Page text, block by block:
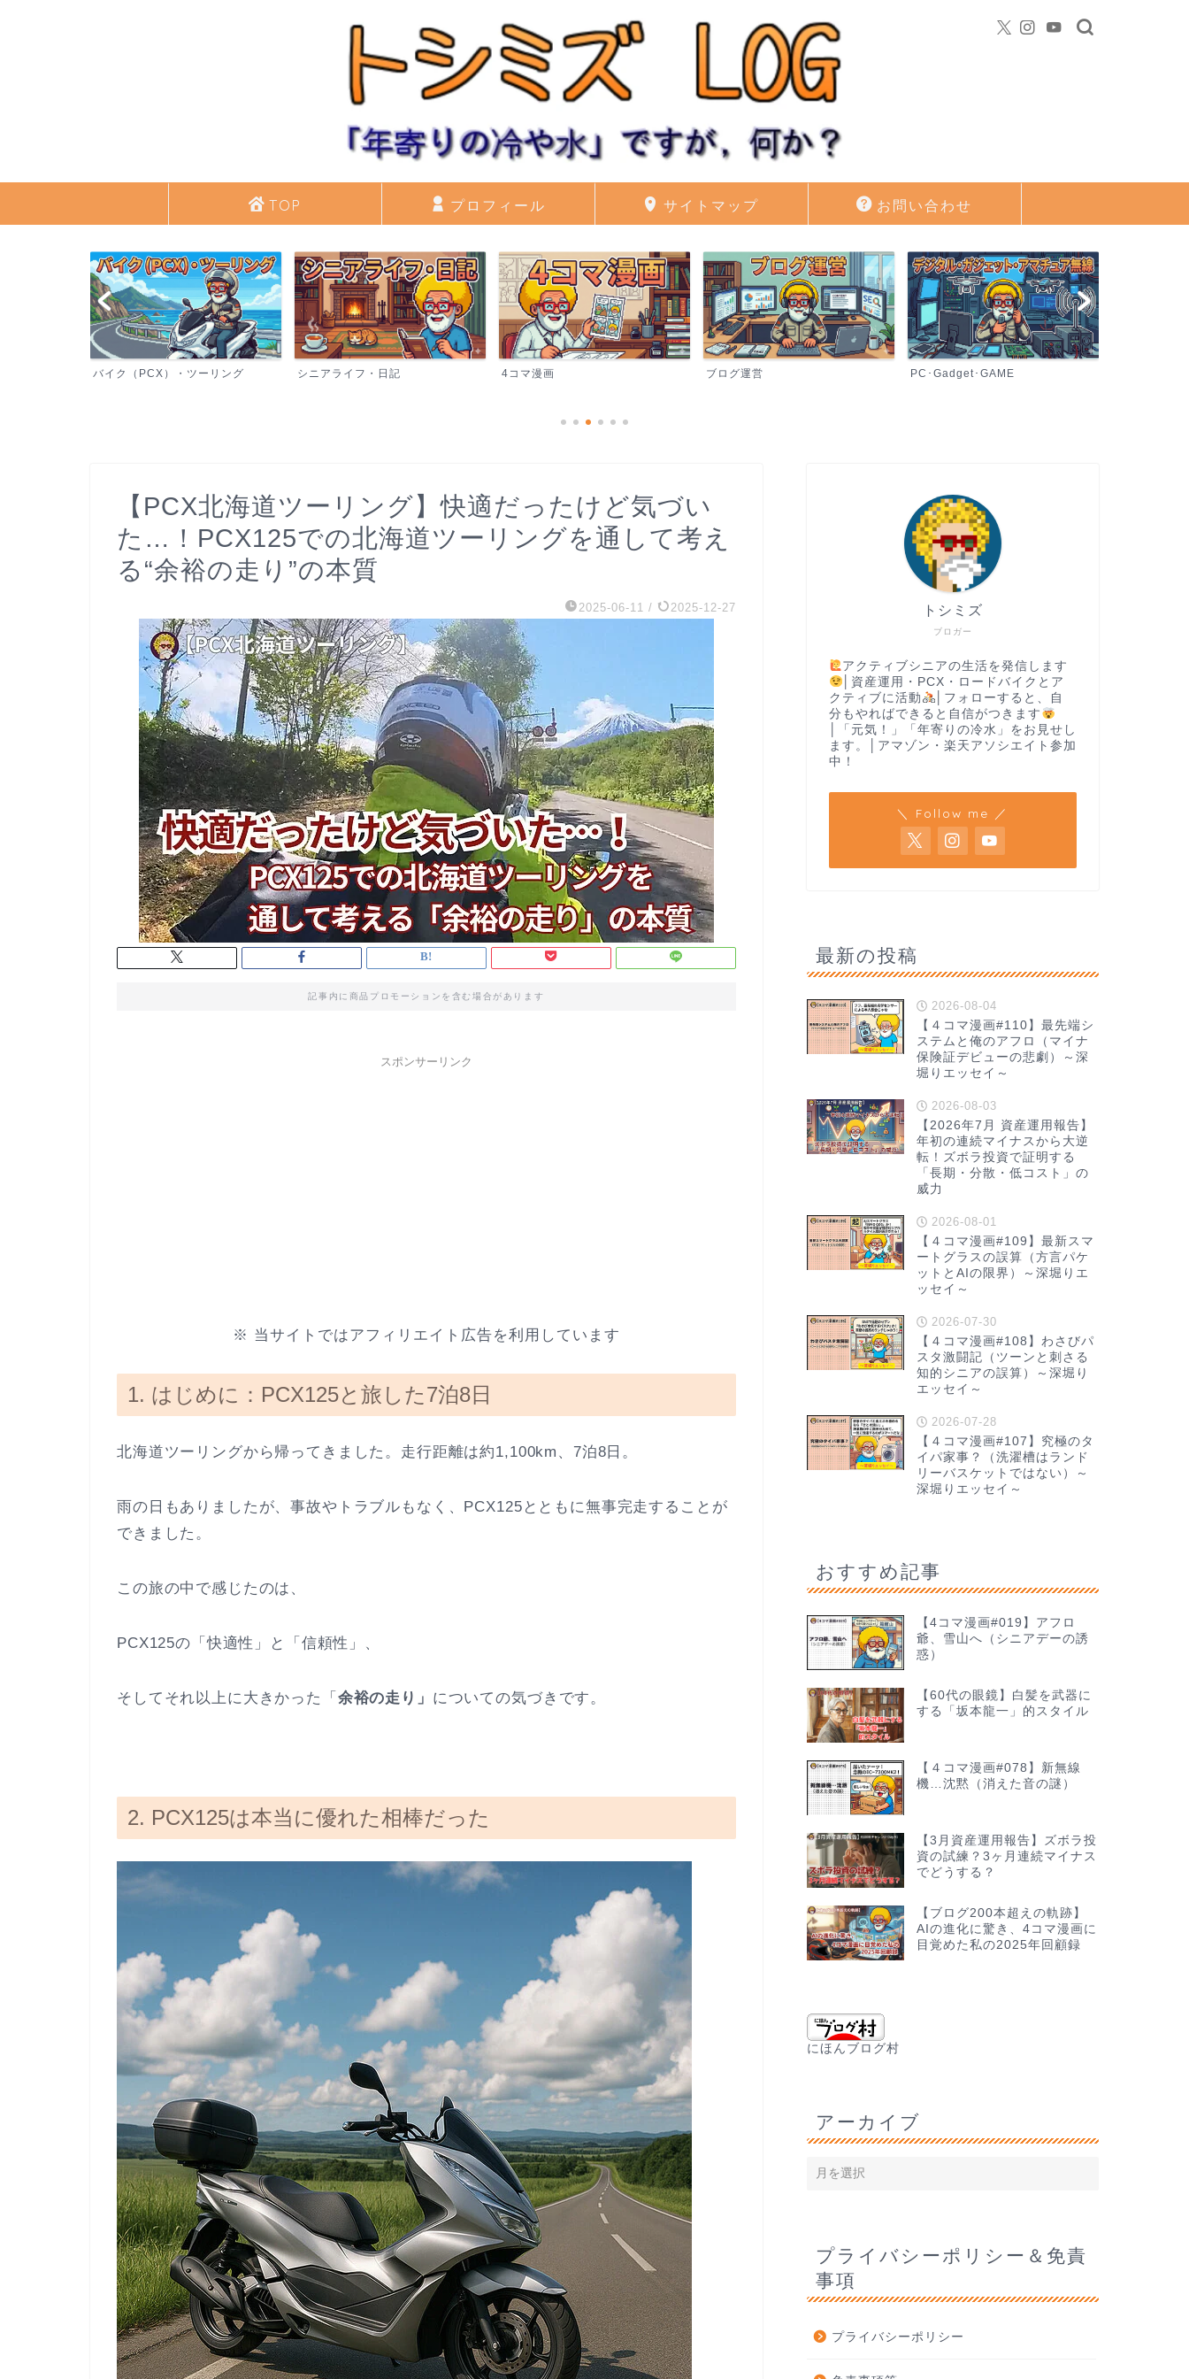
TOP プロフィール サイトマップ お問い合わせ
バイク（PCX）・ツーリング シニアライフ・日記 4コマ漫画 ブログ運営 PC･Gadget･GAME
【PCX北海道ツーリング】快適だったけど気づい
た…！PCX125での北海道ツーリングを通して考え
る“余裕の走り”の本質
2025-06-11 / 2025-12-27
記事内に商品プロモーションを含む場合があります
スポンサーリンク
※ 当サイトではアフィリエイト広告を利用しています
1. はじめに：PCX125と旅した7泊8日
北海道ツーリングから帰ってきました。走行距離は約1,100km、7泊8日。
雨の日もありましたが、事故やトラブルもなく、PCX125とともに無事完走することが
できました。
この旅の中で感じたのは、
PCX125の「快適性」と「信頼性」、
そしてそれ以上に大きかった「 余裕の走り」 についての気づきです。
2. PCX125は本当に優れた相棒だった
ブロガー
トシミズ
アクティブシニアの生活を発信します
│資産運用・PCX・ロードバイクとア
クティブに活動
│フォローすると、自
分もやればできると自信がつきます
│「元気！」「年寄りの冷水」をお見せし
ます。│アマゾン・楽天アソシエイト参加
中！
＼ Follow me ／
最新の投稿
2026-08-04
【４コマ漫画#110】最先端シ
ステムと俺のアフロ（マイナ
保険証デビューの悲劇）～深
堀りエッセイ～
2026-08-03
【2026年7月 資産運用報告】
年初の連続マイナスから大逆
転！ズボラ投資で証明する
「長期・分散・低コスト」の
威力
2026-08-01
【４コマ漫画#109】最新スマ
ートグラスの誤算（方言パケ
ットとAIの限界）～深堀りエ
ッセイ～
2026-07-30
【４コマ漫画#108】わさびパ
スタ激闘記（ツーンと刺さる
知的シニアの誤算）～深堀り
エッセイ～
2026-07-28
【４コマ漫画#107】究極のタ
イパ家事？（洗濯槽はランド
リーバスケットではない）～
深堀りエッセイ～
おすすめ記事
【4コマ漫画#019】アフロ
爺、雪山へ（シニアデーの誘
惑）
【60代の眼鏡】白髪を武器に
する「坂本龍一」的スタイル
【４コマ漫画#078】新無線
機…沈黙（消えた音の謎）
【3月資産運用報告】ズボラ投
資の試練？3ヶ月連続マイナス
でどうする？
【ブログ200本超えの軌跡】
AIの進化に驚き、4コマ漫画に
目覚めた私の2025年回顧録
にほんブログ村
アーカイブ
プライバシーポリシー＆免責
事項
プライバシーポリシー